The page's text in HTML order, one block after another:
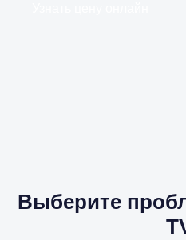
Выберите